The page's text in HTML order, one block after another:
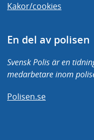
Kakor/cookies
En del av polisen
Svensk Polis är en
medarbetare inom
Polisen.se